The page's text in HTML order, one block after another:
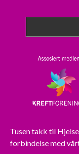
Tusen takk til
forbindelse med